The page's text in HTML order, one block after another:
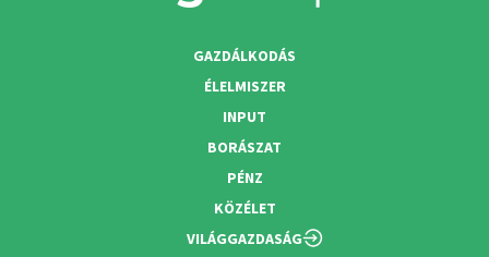
GAZDÁLKODÁS
ÉLELMISZER
INPUT
BORÁSZAT
PÉNZ
KÖZÉLET
VILÁGGAZDASÁG